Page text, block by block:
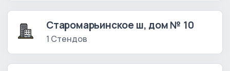
Старомарьинское ш, дом № 10
1 Стендов